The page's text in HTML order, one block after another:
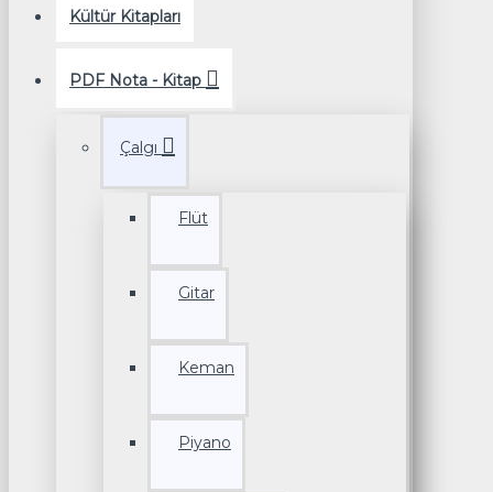
Kültür Kitapları
PDF Nota - Kitap
Çalgı
Flüt
Gitar
Keman
Piyano